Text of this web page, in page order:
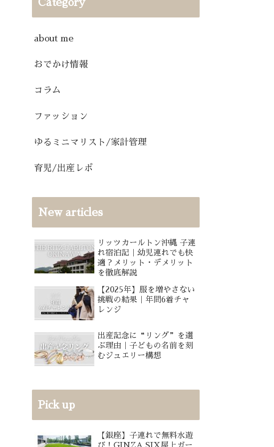
Category
about me
おでかけ情報
コラム
ファッション
ゆるミニマリスト/家計管理
育児/出産レポ
New articles
リッツカールトン沖縄 子連
れ宿泊記｜幼児連れでも快
適？メリット・デメリット
を徹底解説
【2025年】服を増やさない
挑戦の結果｜年間6着チャ
レンジ
出産記念に“リング”を選
ぶ理由｜子どもの名前を刻
むジュエリー構想
Pick up
【銀座】子連れで無料水遊